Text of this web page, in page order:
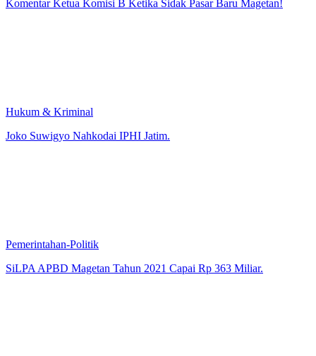
Komentar Ketua Komisi B Ketika Sidak Pasar Baru Magetan!
Hukum & Kriminal
Joko Suwigyo Nahkodai IPHI Jatim.
Pemerintahan-Politik
SiLPA APBD Magetan Tahun 2021 Capai Rp 363 Miliar.